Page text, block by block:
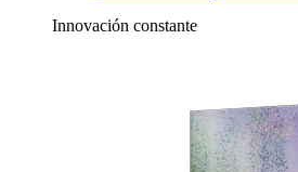
Innovación constante